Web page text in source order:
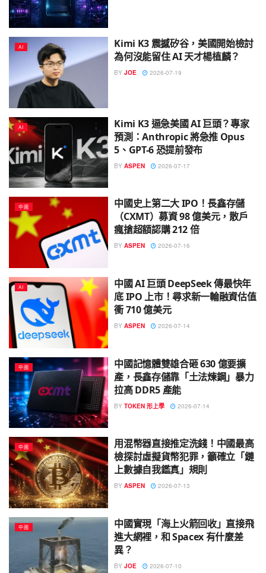
AI
Kimi K3 震撼矽谷，美國開始檢討
為何沒能留住 AI 天才楊植麟？
BY JOE 2026-07-19
AI
Kimi K3 逼急美國 AI 巨頭？專家
預測：Anthropic 將急推 Opus
5、GPT-6 恐提前發布
BY ASPEN 2026-07-17
中國
中國史上第二大 IPO！長鑫存儲
（CXMT）募資 98 億美元，散戶
瘋搶超額認購 212 倍
BY ASPEN 2026-07-16
AI
中國 AI 巨頭 DeepSeek 傳最快年
底 IPO 上市！尋求新一輪融資估值
衝 710 億美元
BY ASPEN 2026-07-14
中國
中國記憶體雙雄合砸 630 億要擴
產，長鑫存儲靠「土法煉鋼」暴力
拉高 DDR5 產能
BY TOKEN 形上學 2026-07-14
中國
用混幣器直接推定洗錢！中國最高
檢探討虛擬貨幣犯罪，籲確立「鏈
上數據自我鑑真」規則
BY ASPEN 2026-07-13
中國
中國實現「海上火箭回收」直接飛
進大網裡，和 Spacex 有什麼差
異？
BY JOE 2026-07-10